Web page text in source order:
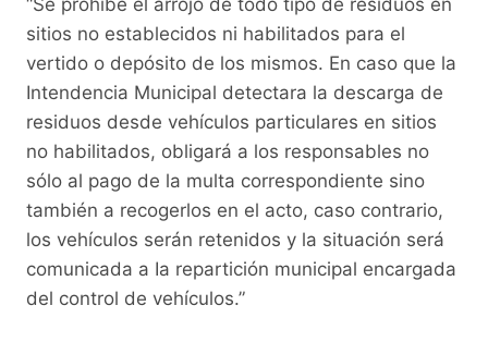
sitios no establecidos ni habilitados para el
vertido o depósito de los mismos. En caso que la
Intendencia Municipal detectara la descarga de
residuos desde vehículos particulares en sitios
no habilitados, obligará a los responsables no
sólo al pago de la multa correspondiente sino
también a recogerlos en el acto, caso contrario,
los vehículos serán retenidos y la situación será
comunicada a Ia repartición municipal encargada
del control de vehículos.”